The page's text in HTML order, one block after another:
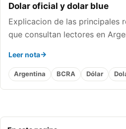
Dolar oficial y dolar blue
Explicacion de las principales
que consultan lectores en
Leer nota
Argentina BCRA Dólar